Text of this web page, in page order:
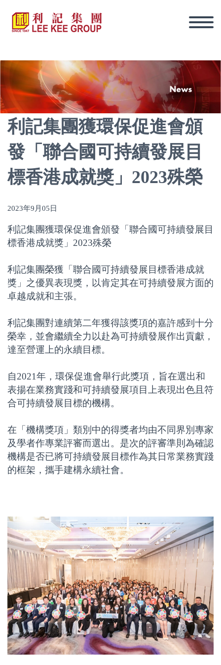
繁體
利記集團獲環保促進會頒
發「聯合國可持續發展目
標香港成就獎」2023殊榮
2023年9月05日
利記集團獲環保促進會頒發「聯合國可持續發展目
標香港成就獎」2023殊榮
利記集團榮獲「聯合國可持續發展目標香港成就
獎」之優異表現獎，以肯定其在可持續發展方面的
卓越成就和主張。
利記集團對連續第二年獲得該獎項的嘉許感到十分
榮幸，並會繼續全力以赴為可持續發展作出貢獻，
達至營運上的永續目標。
自2021年，環保促進會舉行此獎項，旨在選出和
表揚在業務實踐和可持續發展項目上表現出色且符
合可持續發展目標的機構。
在「機構獎項」類別中的得獎者均由不同界別專家
及學者作專業評審而選出。是次的評審準則為確認
機構是否已將可持續發展目標作為其日常業務實踐
的框架，攜手建構永續社會。